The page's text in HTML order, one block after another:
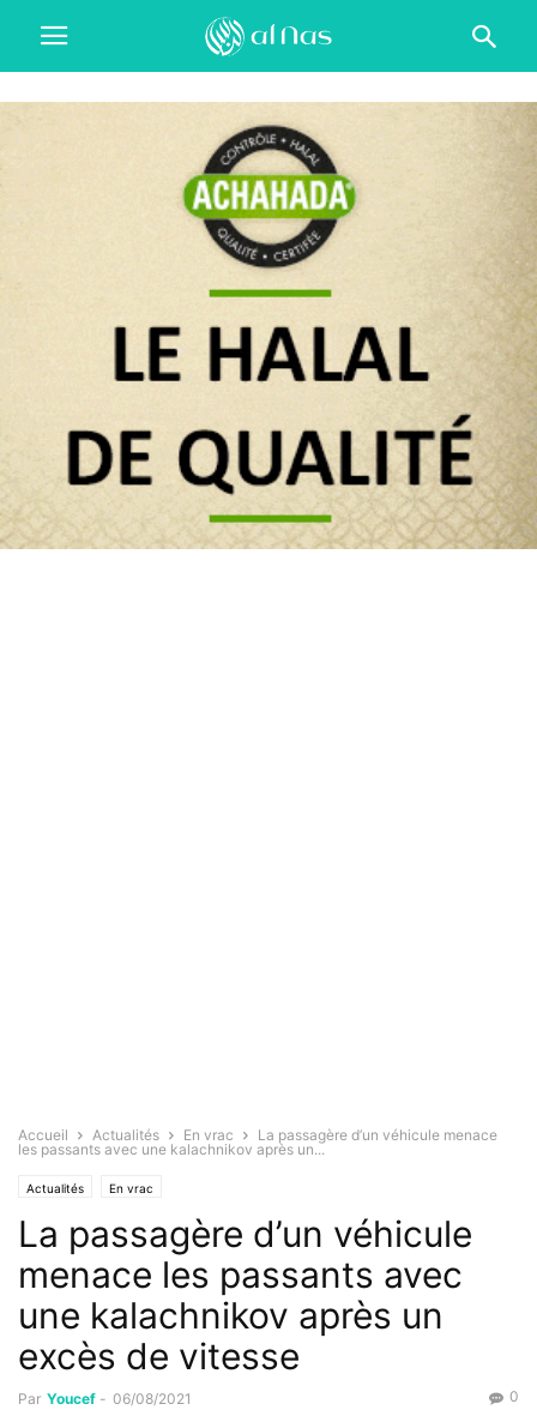
Accueil Actualités En vrac
La passagère d’un véhicule menace
les passants avec une kalachnikov après un...
Actualités En vrac
La passagère d’un véhicule
menace les passants avec
une kalachnikov après un
excès de vitesse
Par Youcef - 06/08/2021 0